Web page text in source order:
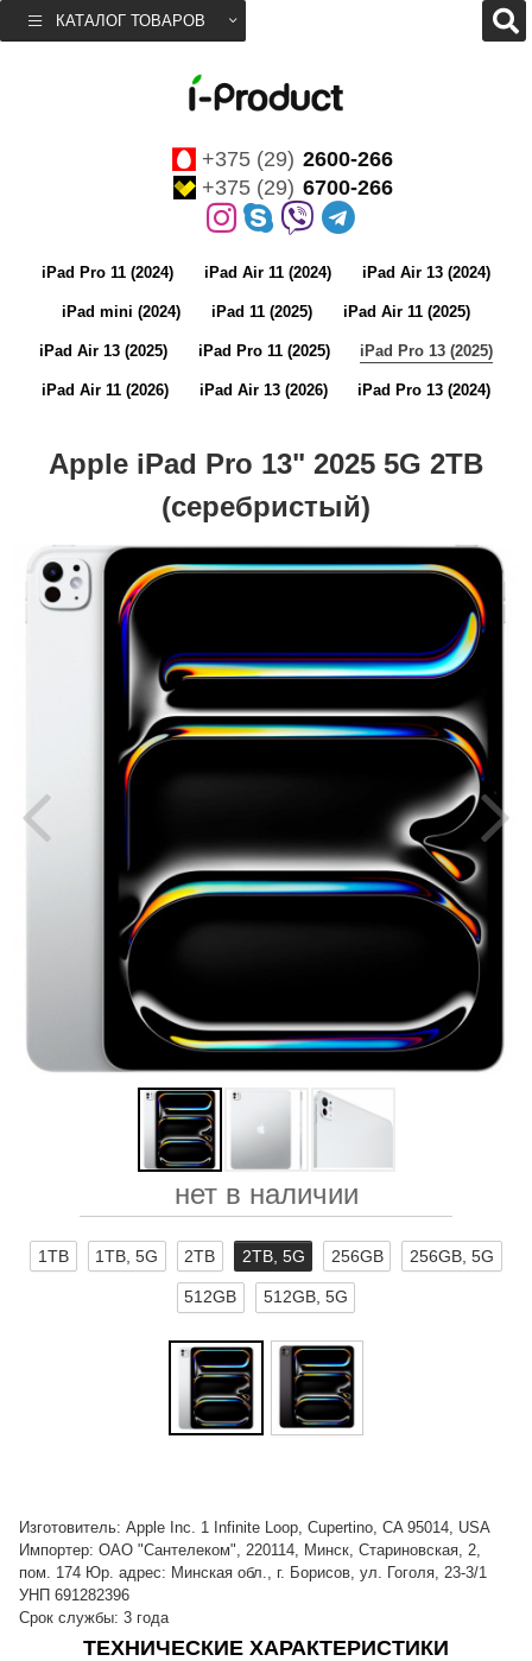
КАТАЛОГ ТОВАРОВ
+375 (29) 2600-266
+375 (29) 6700-266
iPad Pro 11 (2024) iPad Air 11 (2024) iPad Air 13 (2024)
iPad mini (2024) iPad 11 (2025) iPad Air 11 (2025)
iPad Air 13 (2025) iPad Pro 11 (2025) iPad Pro 13 (2025)
iPad Air 11 (2026) iPad Air 13 (2026) iPad Pro 13 (2024)
Apple iPad Pro 13" 2025 5G 2TB
(серебристый)
нет в наличии
1TB 1TB, 5G 2TB 2TB, 5G 256GB 256GB, 5G
512GB 512GB, 5G
Изготовитель: Apple Inc. 1 Infinite Loop, Cupertino, CA 95014, USA
Импортер: ОАО "Сантелеком", 220114, Минск, Стариновская, 2,
пом. 174 Юр. адрес: Минская обл., г. Борисов, ул. Гоголя, 23-3/1
УНП 691282396
Срок службы: 3 года
ТЕХНИЧЕСКИЕ ХАРАКТЕРИСТИКИ